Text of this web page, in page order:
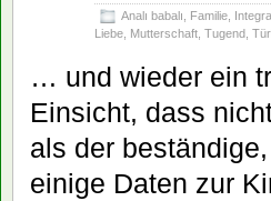
Analı babalı Familie
Liebe Mutterschaft Tugend
… und wieder ein
Einsicht, dass
als der
einige Daten zur